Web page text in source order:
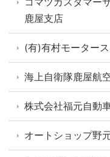
鹿屋支店
(有)有村モータース
海上自衛隊鹿屋航
株式会社福元自動
オートショップ野